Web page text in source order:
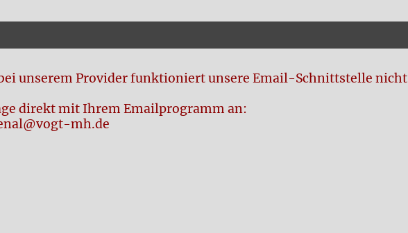
unserem Provider funktioniert unsere Email-Schnittstelle nicht
direkt mit Ihrem Emailprogramm an:
mh.de